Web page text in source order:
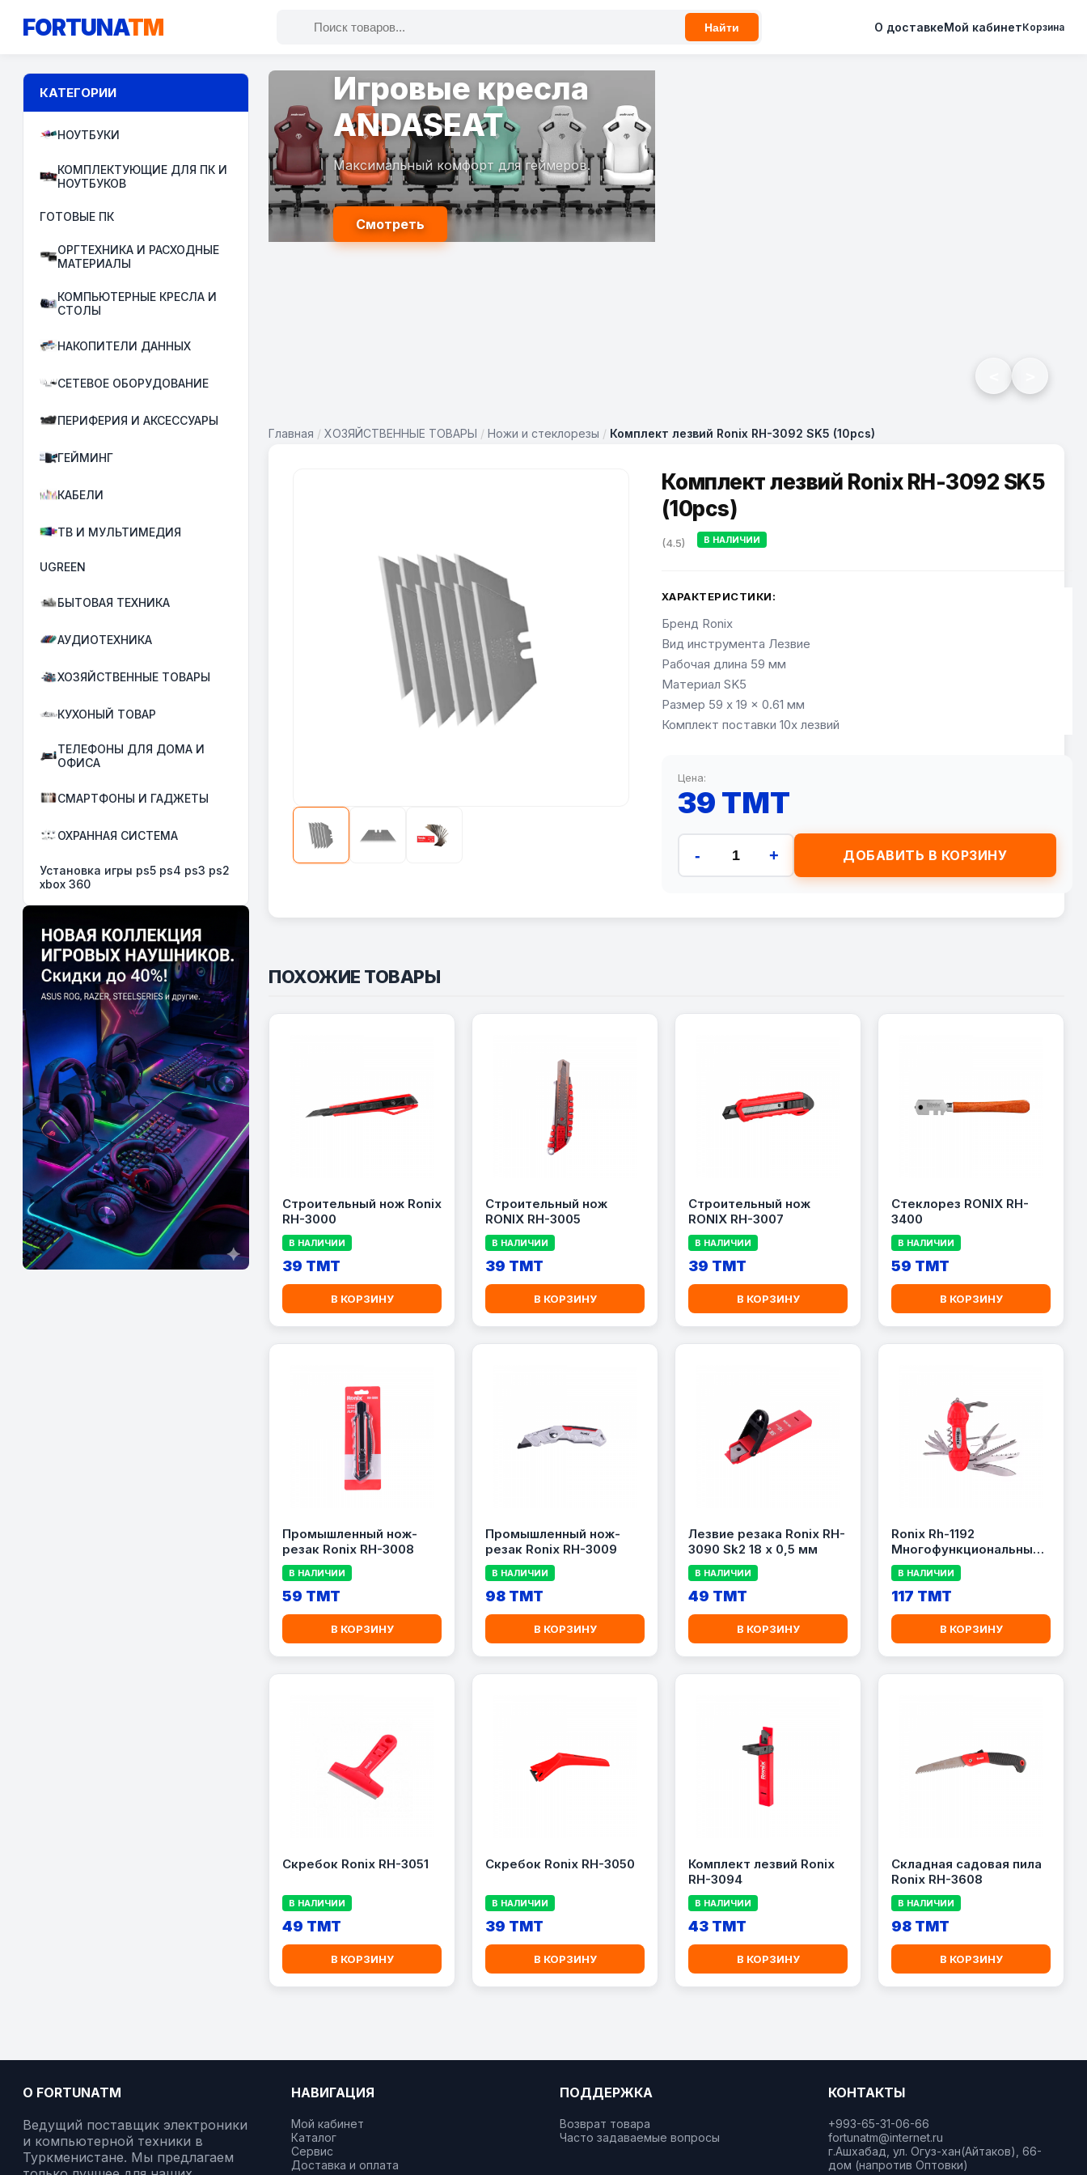
FORTUNATM Найти О доставкеМой кабинетКорзина
КАТЕГОРИИ
НОУТБУКИ
КОМПЛЕКТУЮЩИЕ ДЛЯ ПК И
НОУТБУКОВ
ГОТОВЫЕ ПК
ОРГТЕХНИКА И РАСХОДНЫЕ
МАТЕРИАЛЫ
КОМПЬЮТЕРНЫЕ КРЕСЛА И
СТОЛЫ
НАКОПИТЕЛИ ДАННЫХ
СЕТЕВОЕ ОБОРУДОВАНИЕ
ПЕРИФЕРИЯ И АКСЕССУАРЫ
ГЕЙМИНГ
КАБЕЛИ
ТВ И МУЛЬТИМЕДИЯ
UGREEN
БЫТОВАЯ ТЕХНИКА
АУДИОТЕХНИКА
ХОЗЯЙСТВЕННЫЕ ТОВАРЫ
КУХОНЫЙ ТОВАР
ТЕЛЕФОНЫ ДЛЯ ДОМА И
ОФИСА
СМАРТФОНЫ И ГАДЖЕТЫ
ОХРАННАЯ СИСТЕМА
Установка игры ps5 ps4 ps3 ps2
xbox 360
Игровые кресла
ANDASEAT
Максимальный комфорт для геймеров.
Смотреть
Главная / ХОЗЯЙСТВЕННЫЕ ТОВАРЫ / Ножи и стеклорезы / Комплект лезвий Ronix RH-3092 SK5 (10pcs)
Комплект лезвий Ronix RH-3092 SK5
(10pcs)
(4.5) В НАЛИЧИИ
ХАРАКТЕРИСТИКИ:
Бренд Ronix
Вид инструмента Лезвие
Рабочая длина 59 мм
Материал SK5
Размер 59 x 19 x 0.61 мм
Комплект поставки 10x лезвий
Цена:
39 TMT
- + ДОБАВИТЬ В КОРЗИНУ
ПОХОЖИЕ ТОВАРЫ
Строительный нож Ronix
RH-3000
В НАЛИЧИИ
39 TMT
В КОРЗИНУ
Строительный нож
RONIX RH-3005
В НАЛИЧИИ
39 TMT
В КОРЗИНУ
Строительный нож
RONIX RH-3007
В НАЛИЧИИ
39 TMT
В КОРЗИНУ
Стеклорез RONIX RH-
3400
В НАЛИЧИИ
59 TMT
В КОРЗИНУ
Промышленный нож-
резак Ronix RH-3008
В НАЛИЧИИ
59 TMT
В КОРЗИНУ
Промышленный нож-
резак Ronix RH-3009
В НАЛИЧИИ
98 TMT
В КОРЗИНУ
Лезвие резака Ronix RH-
3090 Sk2 18 x 0,5 мм
В НАЛИЧИИ
49 TMT
В КОРЗИНУ
Ronix Rh-1192
Многофункциональный
нож 14-в-1
В НАЛИЧИИ
117 TMT
В КОРЗИНУ
Скребок Ronix RH-3051
В НАЛИЧИИ
49 TMT
В КОРЗИНУ
Скребок Ronix RH-3050
В НАЛИЧИИ
39 TMT
В КОРЗИНУ
Комплект лезвий Ronix
RH-3094
В НАЛИЧИИ
43 TMT
В КОРЗИНУ
Складная садовая пила
Ronix RH-3608
В НАЛИЧИИ
98 TMT
В КОРЗИНУ
О FORTUNATM
Ведущий поставщик электроники
и компьютерной техники в
Туркменистане. Мы предлагаем
НАВИГАЦИЯ
Мой кабинет
Каталог
Сервис
Доставка и оплата
ПОДДЕРЖКА
Возврат товара
Часто задаваемые вопросы
КОНТАКТЫ
+993-65-31-06-66
fortunatm@internet.ru
г.Ашхабад, ул. Огуз-хан(Айтаков), 66-
дом (напротив Оптовки)